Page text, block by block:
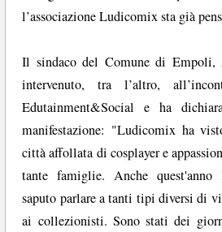
l’associazione Ludicomix sta già
Il sindaco del Comune di Empoli,
intervenuto, tra l’altro,
Edutainment&Social e ha
manifestazione: "Ludicomix ha
città affollata di cosplayer e
tante famiglie. Anche quest'anno
saputo parlare a tanti tipi diversi di
ai collezionisti. Sono stati dei